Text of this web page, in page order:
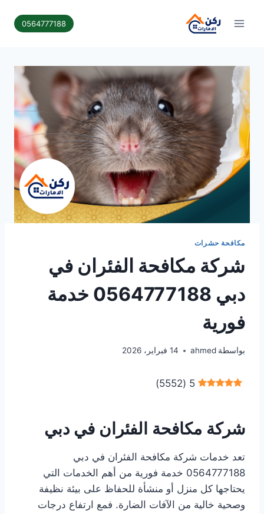
0564777188
مكافحة حشرات
شركة مكافحة الفئران في
دبي 0564777188 خدمة
فورية
بواسطة ahmed 14 فبراير، 2026
5
(
5552
)
شركة مكافحة الفئران في دبي
تعد خدمات شركة مكافحة الفئران في دبي
0564777188 خدمة فورية من أهم الخدمات التي
يحتاجها كل منزل أو منشأة للحفاظ على بيئة نظيفة
وصحية خالية من الآفات الضارة. فمع ارتفاع درجات